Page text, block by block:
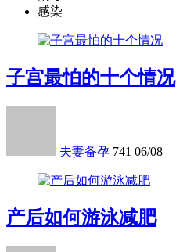
感染
子宫最怕的十个情况
夫妻备孕 741 06/08
产后如何游泳减肥